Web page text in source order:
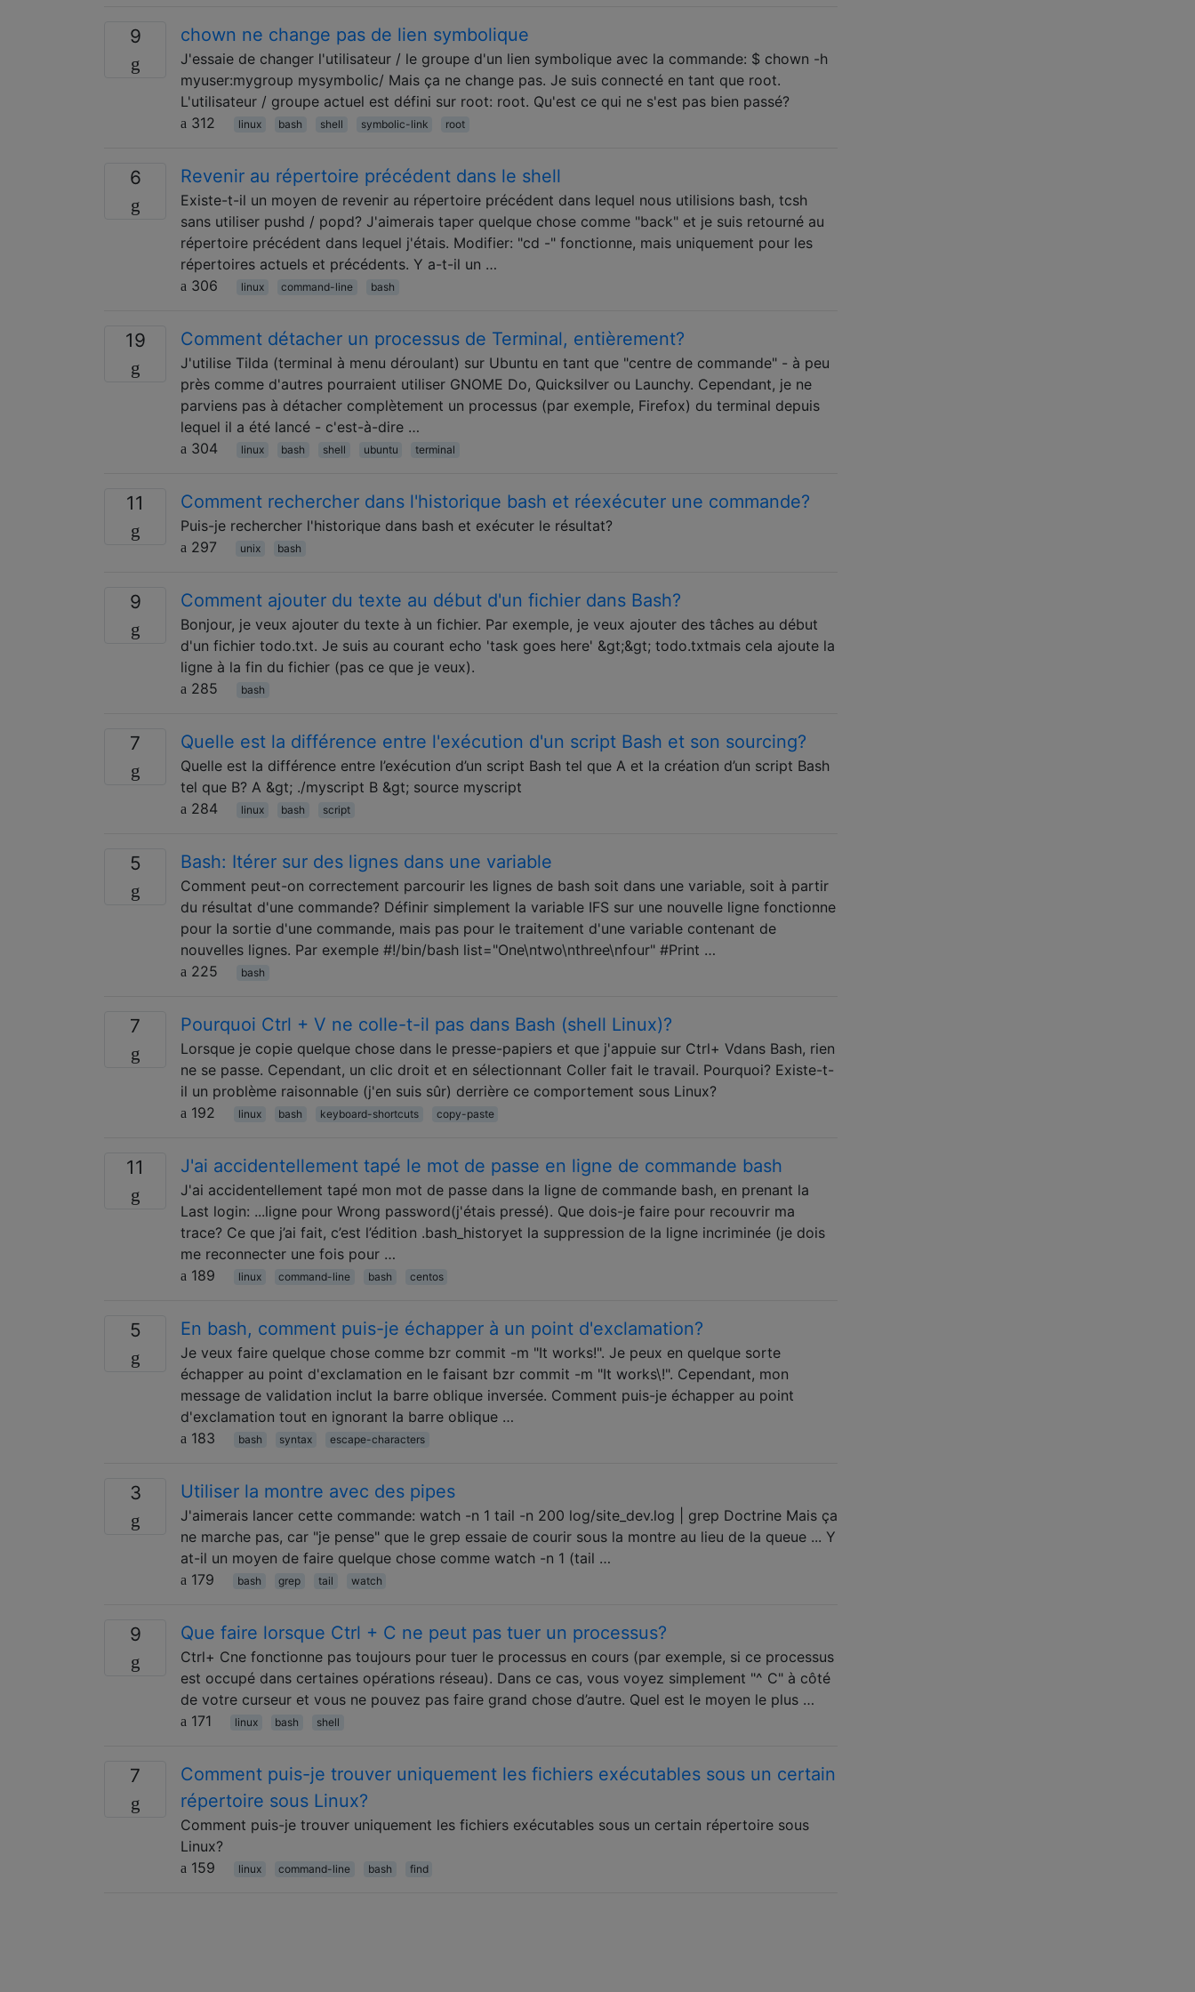
9 chown ne change pas de lien symbolique
J'essaie de changer l'utilisateur / le groupe d'un lien symbolique avec la commande: $ chown -h
myuser:mygroup mysymbolic/ Mais ça ne change pas. Je suis connecté en tant que root.
L'utilisateur / groupe actuel est défini sur root: root. Qu'est ce qui ne s'est pas bien passé?
312
linux bash shell symbolic-link root
6 Revenir au répertoire précédent dans le shell
Existe-t-il un moyen de revenir au répertoire précédent dans lequel nous utilisions bash, tcsh
sans utiliser pushd / popd? J'aimerais taper quelque chose comme "back" et je suis retourné au
répertoire précédent dans lequel j'étais. Modifier: "cd -" fonctionne, mais uniquement pour les
répertoires actuels et précédents. Y a-t-il un …
306
linux command-line bash
19 Comment détacher un processus de Terminal, entièrement?
J'utilise Tilda (terminal à menu déroulant) sur Ubuntu en tant que "centre de commande" - à peu
près comme d'autres pourraient utiliser GNOME Do, Quicksilver ou Launchy. Cependant, je ne
parviens pas à détacher complètement un processus (par exemple, Firefox) du terminal depuis
lequel il a été lancé - c'est-à-dire …
304
linux bash shell ubuntu terminal
11 Comment rechercher dans l'historique bash et réexécuter une commande?
Puis-je rechercher l'historique dans bash et exécuter le résultat?
297
unix bash
9 Comment ajouter du texte au début d'un fichier dans Bash?
Bonjour, je veux ajouter du texte à un fichier. Par exemple, je veux ajouter des tâches au début
d'un fichier todo.txt. Je suis au courant echo 'task goes here' &gt;&gt; todo.txtmais cela ajoute la
ligne à la fin du fichier (pas ce que je veux).
285
bash
7 Quelle est la différence entre l'exécution d'un script Bash et son sourcing?
Quelle est la différence entre l’exécution d’un script Bash tel que A et la création d’un script Bash
tel que B? A &gt; ./myscript B &gt; source myscript
284
linux bash script
5 Bash: Itérer sur des lignes dans une variable
Comment peut-on correctement parcourir les lignes de bash soit dans une variable, soit à partir
du résultat d'une commande? Définir simplement la variable IFS sur une nouvelle ligne fonctionne
pour la sortie d'une commande, mais pas pour le traitement d'une variable contenant de
nouvelles lignes. Par exemple #!/bin/bash list="One\ntwo\nthree\nfour" #Print …
225
bash
7 Pourquoi Ctrl + V ne colle-t-il pas dans Bash (shell Linux)?
Lorsque je copie quelque chose dans le presse-papiers et que j'appuie sur Ctrl+ Vdans Bash, rien
ne se passe. Cependant, un clic droit et en sélectionnant Coller fait le travail. Pourquoi? Existe-t-
il un problème raisonnable (j'en suis sûr) derrière ce comportement sous Linux?
192
linux bash keyboard-shortcuts copy-paste
11 J'ai accidentellement tapé le mot de passe en ligne de commande bash
J'ai accidentellement tapé mon mot de passe dans la ligne de commande bash, en prenant la
Last login: ...ligne pour Wrong password(j'étais pressé). Que dois-je faire pour recouvrir ma
trace? Ce que j’ai fait, c’est l’édition .bash_historyet la suppression de la ligne incriminée (je dois
me reconnecter une fois pour …
189
linux command-line bash centos
5 En bash, comment puis-je échapper à un point d'exclamation?
Je veux faire quelque chose comme bzr commit -m "It works!". Je peux en quelque sorte
échapper au point d'exclamation en le faisant bzr commit -m "It works\!". Cependant, mon
message de validation inclut la barre oblique inversée. Comment puis-je échapper au point
d'exclamation tout en ignorant la barre oblique …
183
bash syntax escape-characters
3 Utiliser la montre avec des pipes
J'aimerais lancer cette commande: watch -n 1 tail -n 200 log/site_dev.log | grep Doctrine Mais ça
ne marche pas, car "je pense" que le grep essaie de courir sous la montre au lieu de la queue ... Y
at-il un moyen de faire quelque chose comme watch -n 1 (tail …
179
bash grep tail watch
9 Que faire lorsque Ctrl + C ne peut pas tuer un processus?
Ctrl+ Cne fonctionne pas toujours pour tuer le processus en cours (par exemple, si ce processus
est occupé dans certaines opérations réseau). Dans ce cas, vous voyez simplement "^ C" à côté
de votre curseur et vous ne pouvez pas faire grand chose d’autre. Quel est le moyen le plus …
171
linux bash shell
7
Comment puis-je trouver uniquement les fichiers exécutables sous un certain
répertoire sous Linux?
Comment puis-je trouver uniquement les fichiers exécutables sous un certain répertoire sous
Linux?
159
linux command-line bash find